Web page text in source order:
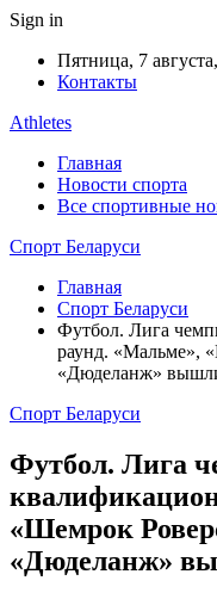
Sign in
Пятница, 7
Контакты
Athletes
Главная
Новости спорта
Все спортивные
Спорт Беларуси
Главная
Спорт Беларуси
Футбол. Лига
раунд. «Мальме»,
«Дюделанж»
Спорт Беларуси
Футбол. Лига
«Шемрок
«Дюделанж»